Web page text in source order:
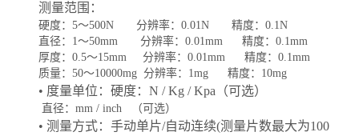
测量范围：
硬度：5～500N 分辨率：0.01N 精度：0.1N
直径： 1～50mm 分辨率：0.01mm 精度：0.1mm
厚度：0.5～15mm 分辨率：0.01mm 精度：0.1mm
质量：50～10000mg 分辨率：1mg 精度：10mg
• 度量单位：硬度：N / Kg / Kpa（可选）
直径：mm / inch （可选）
• 测量方式：手动单片/自动连续(测量片数最大为100